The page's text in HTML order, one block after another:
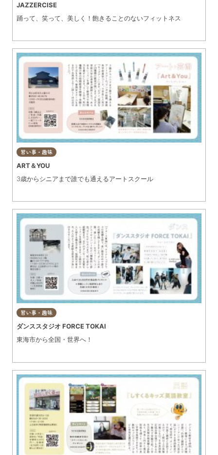
JAZZERCISE
踊って、笑って、美しく！飽きることのないフィットネス
習い事・趣味
ART＆YOU
3歳からシニアまで誰でも通えるアートスクール
習い事・趣味
ダンススタジオ FORCE TOKAI
東海市から全国・世界へ！